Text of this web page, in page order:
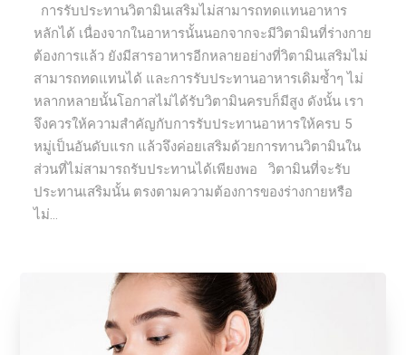
การรับประทานวิตามินเสริมไม่สามารถทดแทนอาหาร
หลักได้ เนื่องจากในอาหารนั้นนอกจากจะมีวิตามินที่ร่างกาย
ต้องการแล้ว ยังมีสารอาหารอีกหลายอย่างที่วิตามินเสริมไม่
สามารถทดแทนได้ และการรับประทานอาหารเดิมซ้ำๆ ไม่
หลากหลายนั้นโอกาสไม่ได้รับวิตามินครบก็มีสูง ดังนั้น เรา
จึงควรให้ความสำคัญกับการรับประทานอาหารให้ครบ 5
หมู่เป็นอันดับแรก แล้วจึงค่อยเสริมด้วยการทานวิตามินใน
ส่วนที่ไม่สามารถรับประทานได้เพียงพอ วิตามินที่จะรับ
ประทานเสริมนั้น ตรงตามความต้องการของร่างกายหรือ
ไม่...